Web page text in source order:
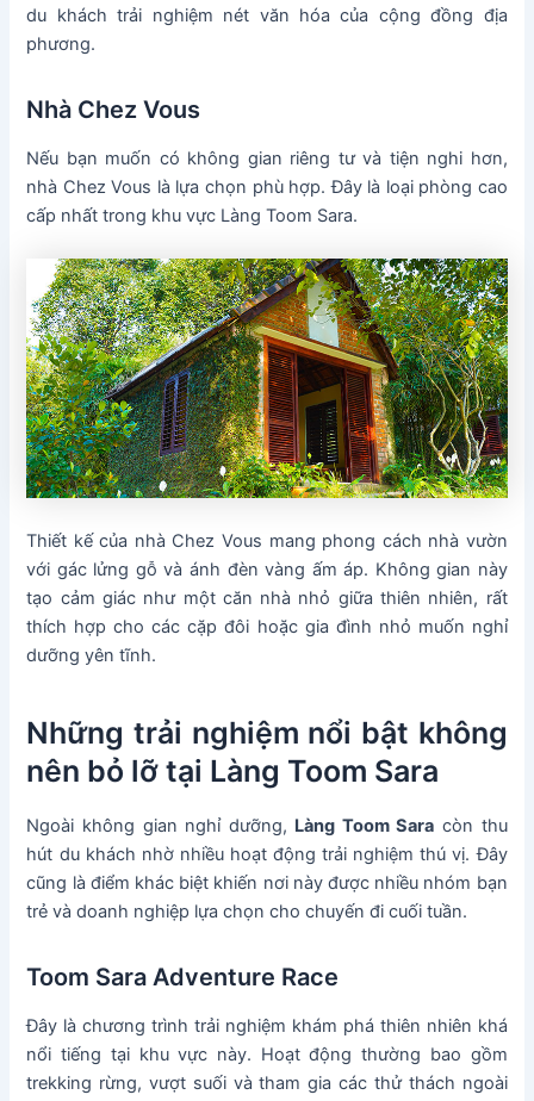
du khách trải nghiệm nét văn hóa của cộng đồng địa
phương.
Nhà Chez Vous
Nếu bạn muốn có không gian riêng tư và tiện nghi hơn,
nhà Chez Vous là lựa chọn phù hợp. Đây là loại phòng cao
cấp nhất trong khu vực Làng Toom Sara.
Thiết kế của nhà Chez Vous mang phong cách nhà vườn
với gác lửng gỗ và ánh đèn vàng ấm áp. Không gian này
tạo cảm giác như một căn nhà nhỏ giữa thiên nhiên, rất
thích hợp cho các cặp đôi hoặc gia đình nhỏ muốn nghỉ
dưỡng yên tĩnh.
Những trải nghiệm nổi bật không
nên bỏ lỡ tại Làng Toom Sara
Ngoài không gian nghỉ dưỡng, Làng Toom Sara còn thu
hút du khách nhờ nhiều hoạt động trải nghiệm thú vị. Đây
cũng là điểm khác biệt khiến nơi này được nhiều nhóm bạn
trẻ và doanh nghiệp lựa chọn cho chuyến đi cuối tuần.
Toom Sara Adventure Race
Đây là chương trình trải nghiệm khám phá thiên nhiên khá
nổi tiếng tại khu vực này. Hoạt động thường bao gồm
trekking rừng, vượt suối và tham gia các thử thách ngoài